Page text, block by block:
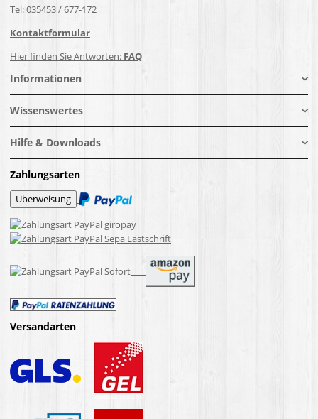
Tel: 035453 / 677-172
Kontaktformular
Hier finden Sie Antworten: FAQ
Informationen
Wissenswertes
Hilfe & Downloads
Zahlungsarten
Versandarten